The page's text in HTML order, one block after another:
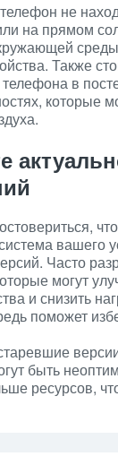
не
на прямом
Также
в
которые
вашего
Часто
могут
и снизить
поможет
быть
ресурсов,